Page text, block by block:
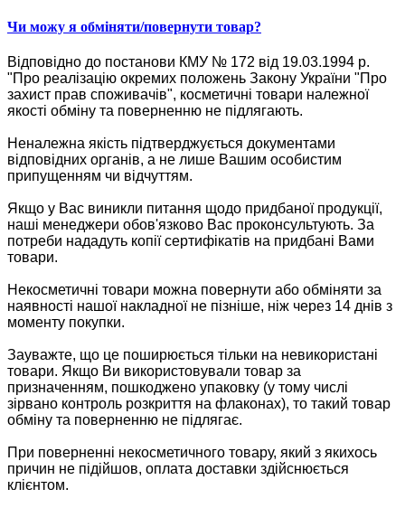
Чи можу я обміняти/повернути товар?
Відповідно до постанови КМУ № 172 від 19.03.1994 р.
"Про реалізацію окремих положень Закону України "Про
захист прав споживачів", косметичні товари належної
якості обміну та поверненню не підлягають.
Неналежна якість підтверджується документами
відповідних органів, а не лише Вашим особистим
припущенням чи відчуттям.
Якщо у Вас виникли питання щодо придбаної продукції,
наші менеджери обов'язково Вас проконсультують. За
потреби нададуть копії сертифікатів на придбані Вами
товари.
Некосметичні товари можна повернути або обміняти за
наявності нашої накладної не пізніше, ніж через 14 днів з
моменту покупки.
Зауважте, що це поширюється тільки на невикористані
товари. Якщо Ви використовували товар за
призначенням, пошкоджено упаковку (у тому числі
зірвано контроль розкриття на флаконах), то такий товар
обміну та поверненню не підлягає.
При поверненні некосметичного товару, який з якихось
причин не підійшов, оплата доставки здійснюється
клієнтом.